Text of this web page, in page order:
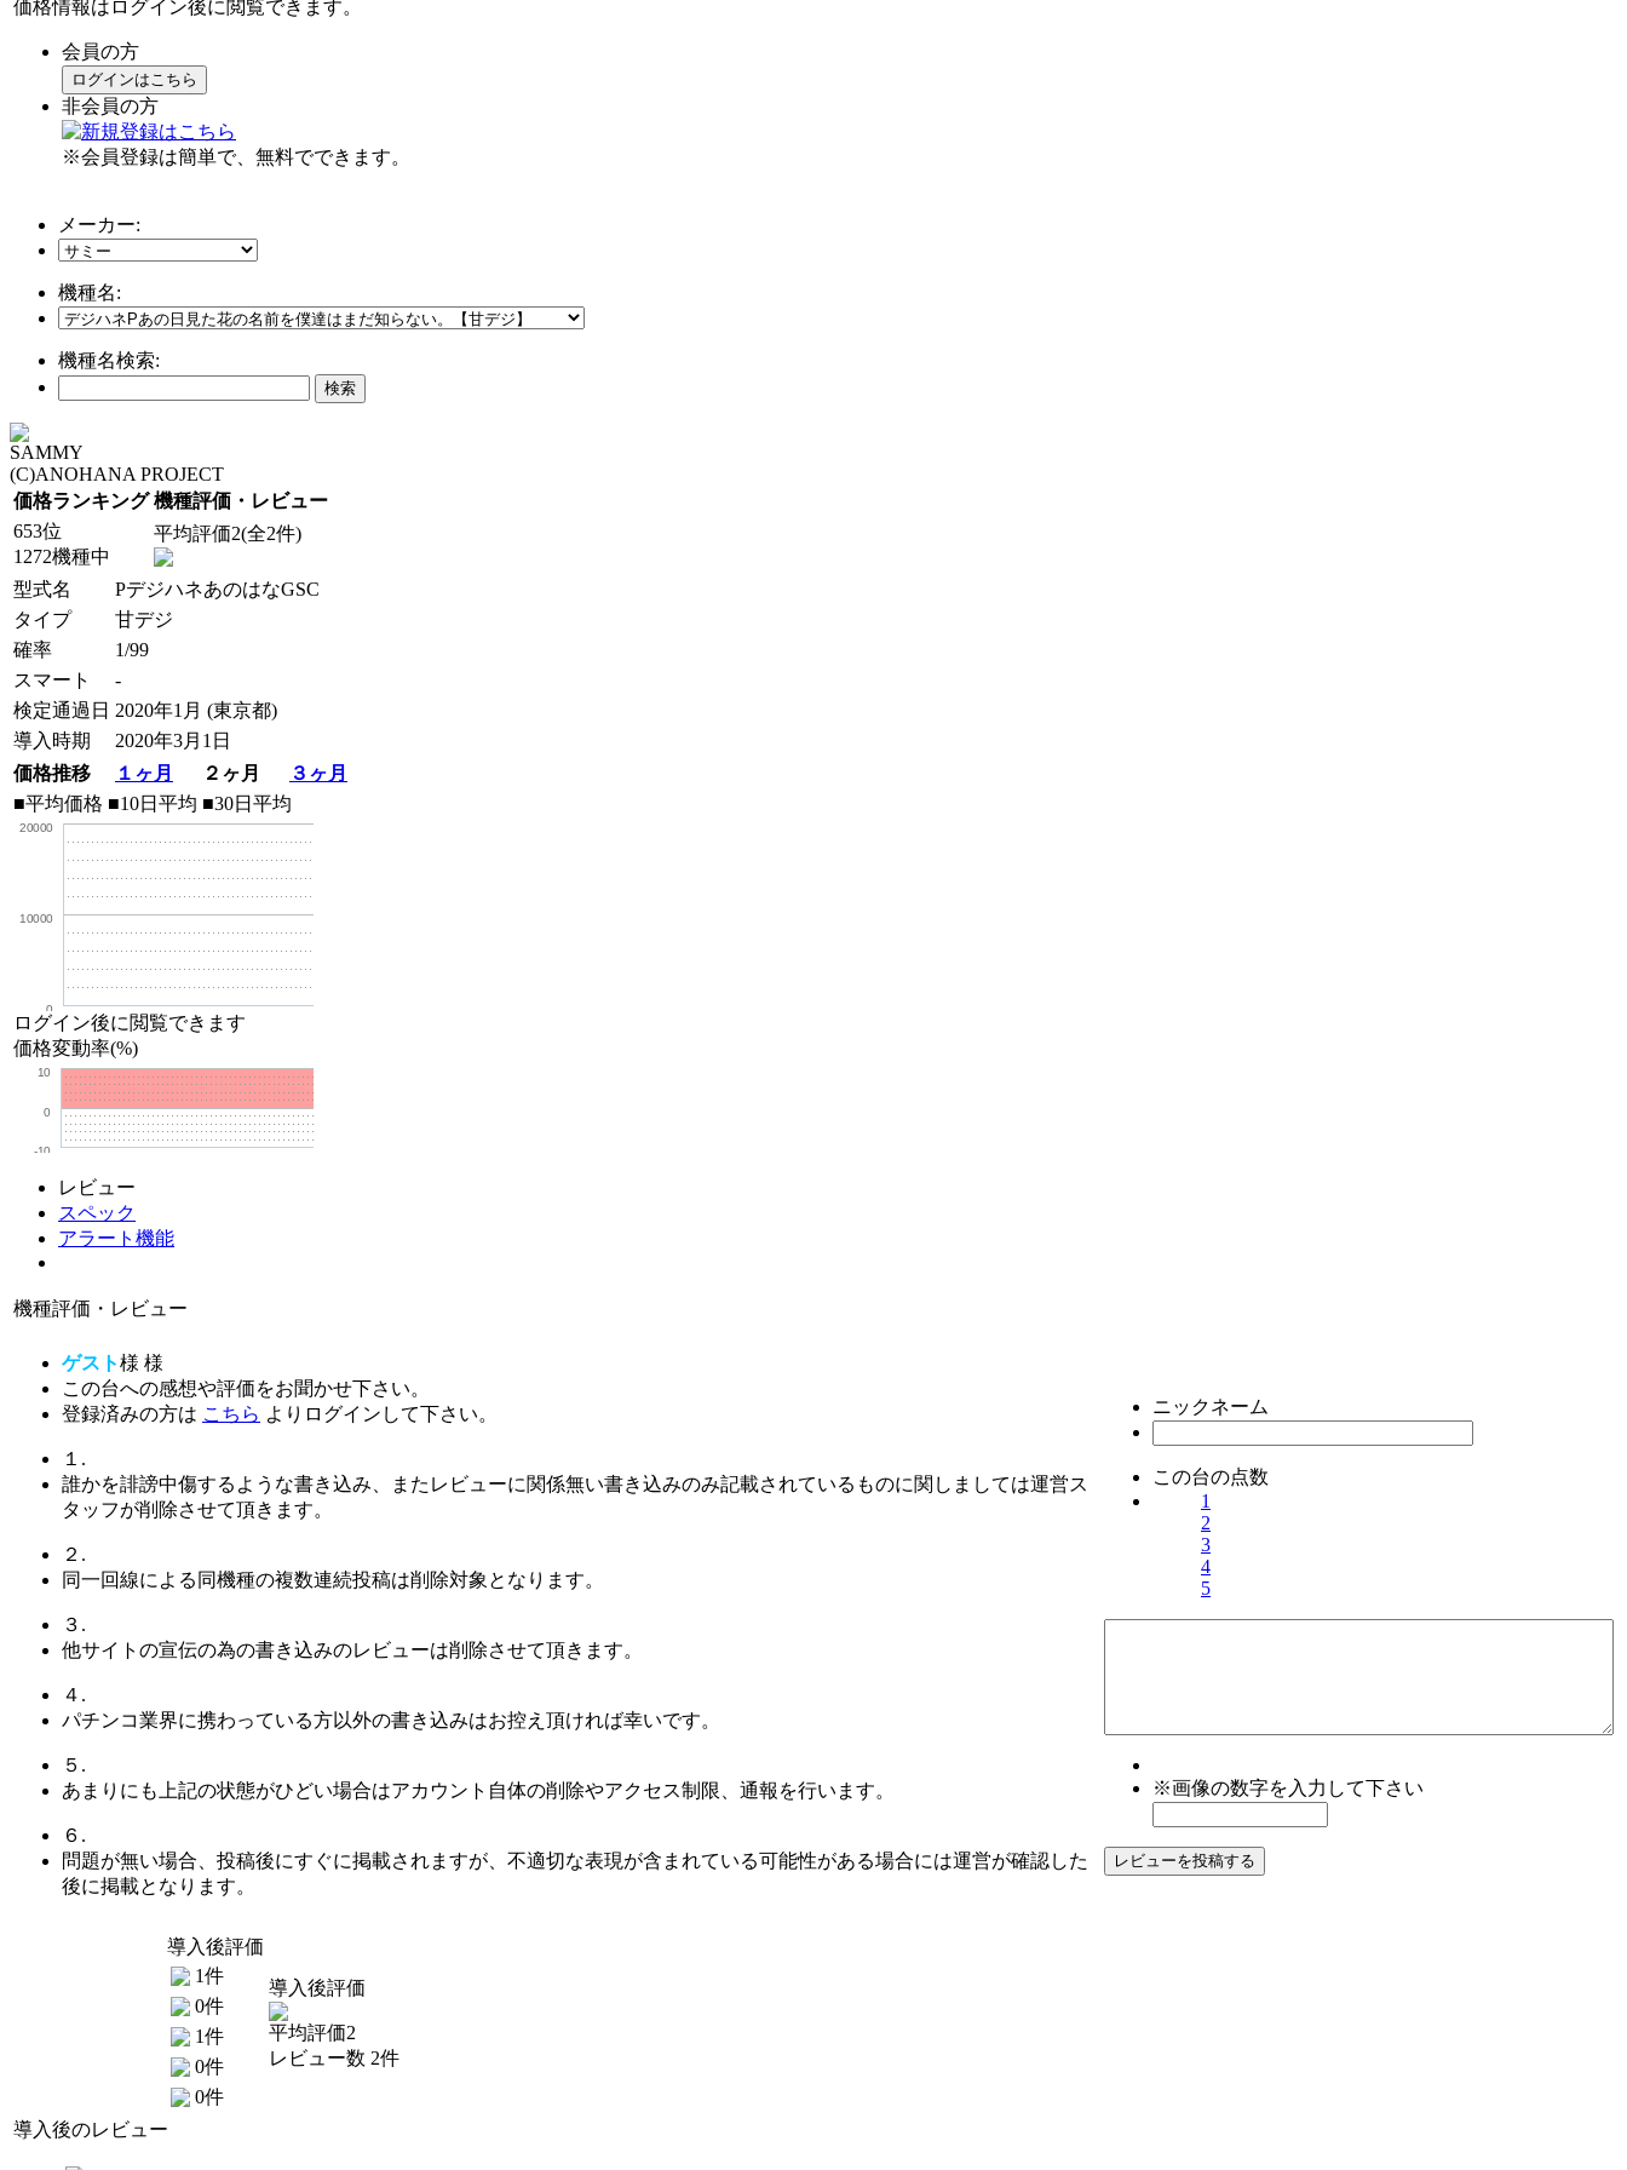
価格情報はログイン後に閲覧できます。
会員の方
ログインはこちら
非会員の方
※会員登録は簡単で、無料でできます。
メーカー:
機種名:
機種名検索:
SAMMY
(C)ANOHANA PROJECT
価格ランキング 機種評価・レビュー
653位
1272機種中
平均評価2(全2件)
型式名
PデジハネあのはなGSC
タイプ
甘デジ
確率
1/99
スマート
-
検定通過日 2020年1月 (東京都)
導入時期
2020年3月1日
価格推移
１ヶ月 ２ヶ月
３ヶ月
■平均価格 ■10日平均 ■30日平均
0
10000
20000
ログイン後に閲覧できます
価格変動率(%)
-10
0
10
レビュー
スペック
アラート機能
機種評価・レビュー
ゲスト様 様
この台への感想や評価をお聞かせ下さい。
登録済みの方は こちら よりログインして下さい。
１.
誰かを誹謗中傷するような書き込み、またレビューに関係無い書き込みのみ記載されているものに関しましては運営ス
タッフが削除させて頂きます。
２.
同一回線による同機種の複数連続投稿は削除対象となります。
３.
他サイトの宣伝の為の書き込みのレビューは削除させて頂きます。
４.
パチンコ業界に携わっている方以外の書き込みはお控え頂ければ幸いです。
５.
あまりにも上記の状態がひどい場合はアカウント自体の削除やアクセス制限、通報を行います。
６.
問題が無い場合、投稿後にすぐに掲載されますが、不適切な表現が含まれている可能性がある場合には運営が確認した
後に掲載となります。
ニックネーム
この台の点数
1
2
3
4
5
※画像の数字を入力して下さい
導入後評価
1件
0件
1件
0件
0件
導入後評価
平均評価2
レビュー数 2件
導入後のレビュー